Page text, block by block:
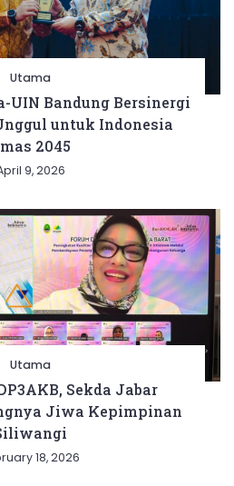
Utama
UIN Bandung Bersinergi
untuk Indonesia
2045
9, 2026
Utama
Sekda Jabar
Jiwa Kepimpinan
18, 2026